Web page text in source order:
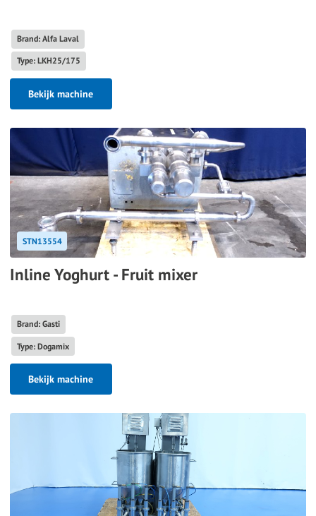
Brand: Alfa Laval
Type: LKH25/175
Bekijk machine
STN13554
Inline Yoghurt - Fruit mixer
Brand: Gasti
Type: Dogamix
Bekijk machine